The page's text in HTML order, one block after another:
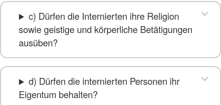
c) Dürfen die Internierten ihre Religion
sowie geistige und körperliche Betätigungen
ausüben?
d) Dürfen die internierten Personen ihr
Eigentum behalten?